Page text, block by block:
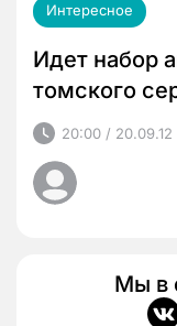
Интересное
Идет набор
томского
20:00 / 20.09.12
Мы в